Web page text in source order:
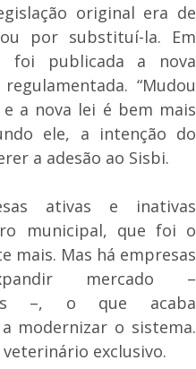
original era de
por substituí-la. Em
foi publicada a nova
“Mudou
a nova lei é bem mais
ele, a intenção do
a adesão ao Sisbi.
ativas e inativas
municipal, que foi o
mais. Mas há empresas
mercado –
–, o que acaba
modernizar o sistema.
veterinário exclusivo.